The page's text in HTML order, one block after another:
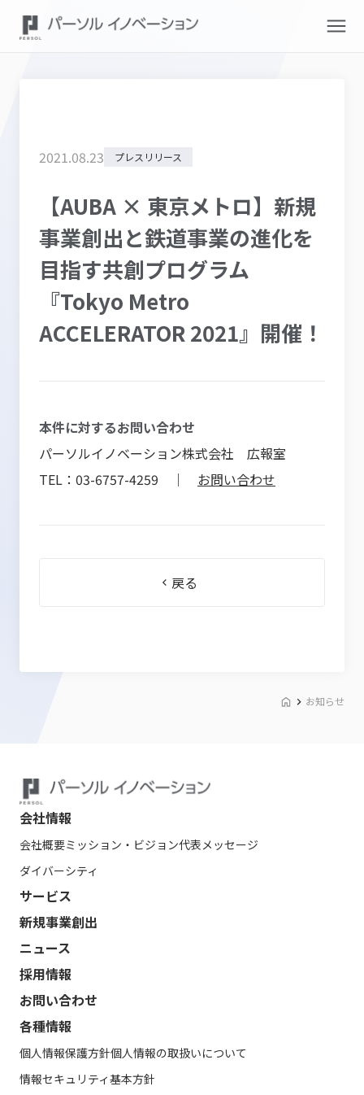
2021.08.23 プレスリリース
【AUBA × 東京メトロ】新規
事業創出と鉄道事業の進化を
目指す共創プログラム
『Tokyo Metro
ACCELERATOR 2021』開催！
本件に対するお問い合わせ
パーソルイノベーション株式会社 広報室
TEL：03-6757-4259 ｜ お問い合わせ
戻る
お知らせ
会社情報
会社概要ミッション・ビジョン代表メッセージ
ダイバーシティ
サービス
新規事業創出
ニュース
採用情報
お問い合わせ
各種情報
個人情報保護方針個人情報の取扱いについて
情報セキュリティ基本方針